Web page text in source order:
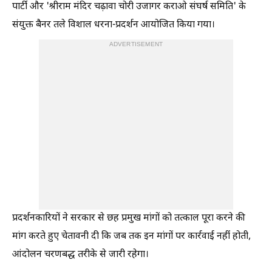
पार्टी और 'श्रीराम मंदिर चढ़ावा चोरी उजागर कराओ संघर्ष समिति' के
संयुक्त बैनर तले विशाल धरना-प्रदर्शन आयोजित किया गया।
ADVERTISEMENT
प्रदर्शनकारियों ने सरकार से छह प्रमुख मांगों को तत्काल पूरा करने की
मांग करते हुए चेतावनी दी कि जब तक इन मांगों पर कार्रवाई नहीं होती,
आंदोलन चरणबद्ध तरीके से जारी रहेगा।